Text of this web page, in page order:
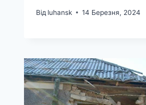
Від luhansk 14 Березня, 2024